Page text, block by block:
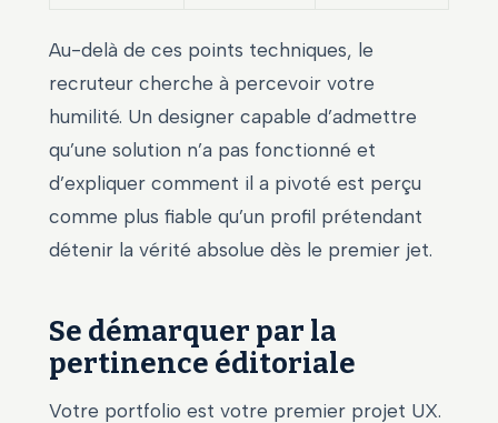
Au-delà de ces points techniques, le
recruteur cherche à percevoir votre
humilité. Un designer capable d’admettre
qu’une solution n’a pas fonctionné et
d’expliquer comment il a pivoté est perçu
comme plus fiable qu’un profil prétendant
détenir la vérité absolue dès le premier jet.
Se démarquer par la
pertinence éditoriale
Votre portfolio est votre premier projet UX.